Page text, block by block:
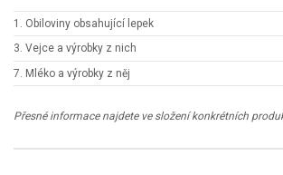
1. Obiloviny obsahující lepek
3. Vejce a výrobky z nich
7. Mléko a výrobky z něj
Přesné informace najdete ve složení konkrétních